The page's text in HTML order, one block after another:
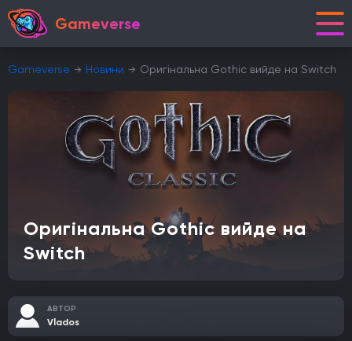
Gameverse
Gameverse Новини Оригінальна Gothic вийде на Switch
Оригінальна Gothic вийде на
Switch
АВТОР
Vlados